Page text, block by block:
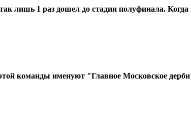
лишь 1 раз дошел до стадии полуфинала. Когда
команды именуют "Главное Московское